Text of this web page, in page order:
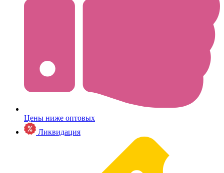
Цены ниже оптовых
Ликвидация